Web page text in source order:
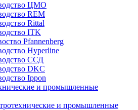
ЦМО
REM
Rittal
ITK
Pfannenberg
Hyperline
ССД
DKC
Ippon
и промышленные
и промышленные